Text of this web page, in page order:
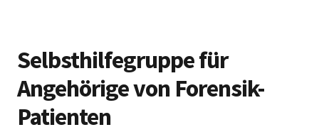
Selbsthilfegruppe für
Angehörige von Forensik-
Patienten